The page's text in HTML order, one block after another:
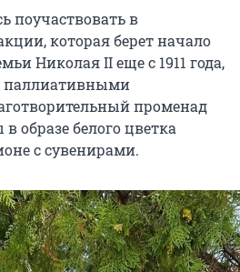
поучаствовать в
которая берет начало
Николая II еще с 1911 года,
паллиативными
променад
образе белого цветка
с сувенирами.